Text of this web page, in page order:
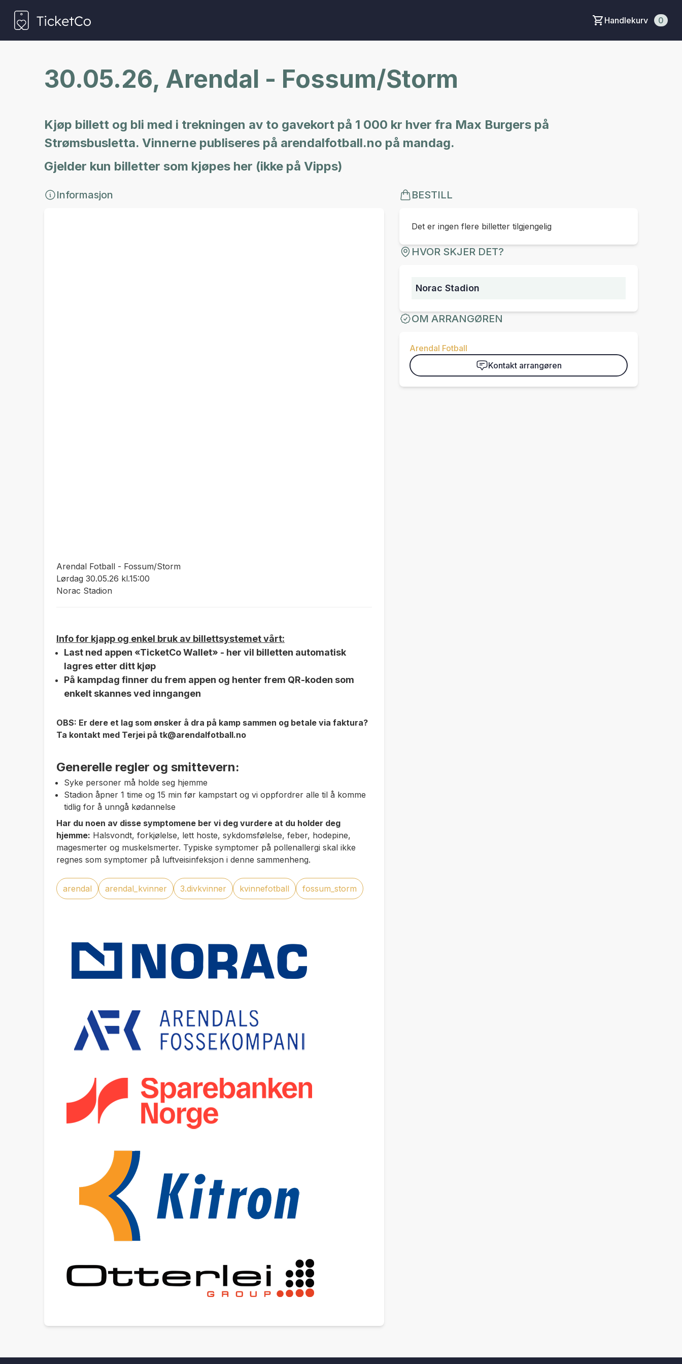
Handlekurv 0
30.05.26, Arendal - Fossum/Storm
Kjøp billett og bli med i trekningen av to gavekort på 1 000 kr hver fra Max Burgers på
Strømsbusletta. Vinnerne publiseres på arendalfotball.no på mandag.
Gjelder kun billetter som kjøpes her (ikke på Vipps)
Informasjon
Arendal Fotball - Fossum/Storm
Lørdag 30.05.26 kl.15:00
Norac Stadion
Info for kjapp og enkel bruk av billettsystemet vårt:
Last ned appen «TicketCo Wallet» - her vil billetten automatisk
lagres etter ditt kjøp
På kampdag finner du frem appen og henter frem QR-koden som
enkelt skannes ved inngangen
OBS: Er dere et lag som ønsker å dra på kamp sammen og betale via faktura?
Ta kontakt med Terjei på tk@arendalfotball.no
Generelle regler og smittevern:
Syke personer må holde seg hjemme
Stadion åpner 1 time og 15 min før kampstart og vi oppfordrer alle til å komme
tidlig for å unngå kødannelse
Har du noen av disse symptomene ber vi deg vurdere at du holder deg
hjemme: Halsvondt, forkjølelse, lett hoste, sykdomsfølelse, feber, hodepine,
magesmerter og muskelsmerter. Typiske symptomer på pollenallergi skal ikke
regnes som symptomer på luftveisinfeksjon i denne sammenheng.
arendal arendal_kvinner 3.divkvinner kvinnefotball fossum_storm
BESTILL
Det er ingen flere billetter tilgjengelig
HVOR SKJER DET?
Norac Stadion
OM ARRANGØREN
Arendal Fotball
Kontakt arrangøren